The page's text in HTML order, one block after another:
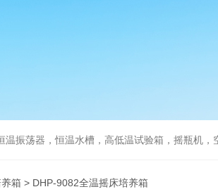
，恒温水槽，高低温试验箱，摇瓶机，空气微生物采
箱 > DHP-9082全温摇床培养箱